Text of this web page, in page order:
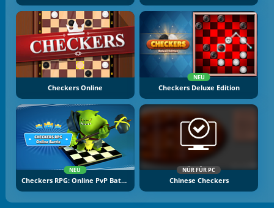
Checkers Online
NEU
Checkers Deluxe Edition
NEU
Checkers RPG: Online PvP Battle
NÜR FÜR PC
Chinese Checkers